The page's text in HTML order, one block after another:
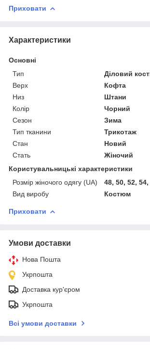
Приховати
Характеристики
Основні
Тип
Діловий
Верх
Кофта
Низ
Штани
Колір
Чорний
Сезон
Зима
Тип тканини
Трикотаж
Стан
Новий
Стать
Жіночий
Користувальницькі характеристики
Розмір жіночого одягу (UA)
48, 50, 52,
Вид виробу
Костюм
Приховати
Умови доставки
Нова Пошта
Укрпошта
Доставка кур'єром
Укрпошта
Всі умови доставки